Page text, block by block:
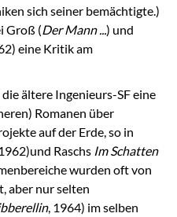
sich seiner bemächtigte.)
Groß (Der Mann ...) und
eine Kritik am
ältere Ingenieurs-SF eine
Romanen über
auf der Erde, so in
Raschs Im Schatten
wurden oft von
aber nur selten
, 1964) im selben